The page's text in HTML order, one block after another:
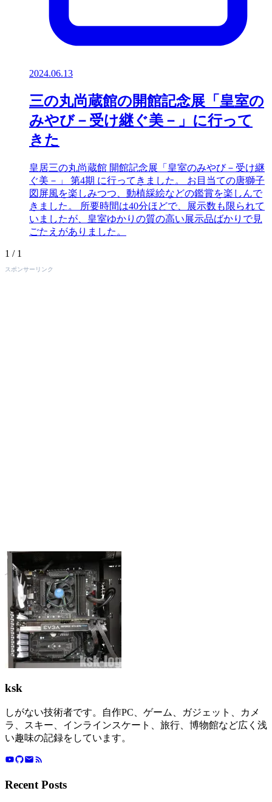
2024.06.13
三の丸尚蔵館の開館記念展「皇室の
みやび－受け継ぐ美－」に行って
きた
皇居三の丸尚蔵館 開館記念展「皇室のみやび－受け継
ぐ美－」 第4期 に行ってきました。 お目当ての唐獅子
図屏風を楽しみつつ、動植綵絵などの鑑賞を楽しんで
きました。 所要時間は40分ほどで、展示数も限られて
いましたが、皇室ゆかりの質の高い展示品ばかりで見
ごたえがありました。
1 / 1
スポンサーリンク
ksk
しがない技術者です。自作PC、ゲーム、ガジェット、カメ
ラ、スキー、インラインスケート、旅行、博物館など広く浅
い趣味の記録をしています。
Recent Posts